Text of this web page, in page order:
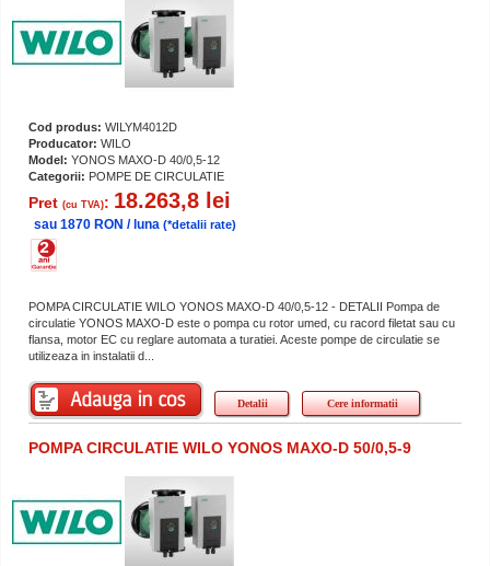
Cod produs: WILYM4012D
Producator: WILO
Model: YONOS MAXO-D 40/0,5-12
Categorii: POMPE DE CIRCULATIE
Pret (cu TVA): 18.263,8 lei
sau 1870 RON / luna (*detalii rate)
POMPA CIRCULATIE WILO YONOS MAXO-D 40/0,5-12 - DETALII Pompa de
circulatie YONOS MAXO-D este o pompa cu rotor umed, cu racord filetat sau cu
flansa, motor EC cu reglare automata a turatiei. Aceste pompe de circulatie se
utilizeaza in instalatii d...
Detalii Cere informatii
POMPA CIRCULATIE WILO YONOS MAXO-D 50/0,5-9